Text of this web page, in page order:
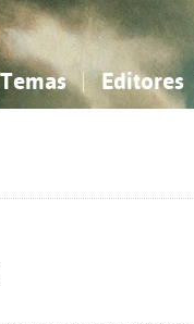
Temas Editores